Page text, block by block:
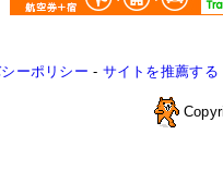
ーポリシー - サイトを推薦する